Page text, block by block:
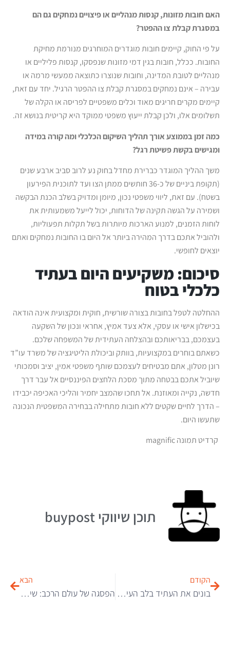
האם חובות מזונות, קנסות מנהליים או פיצויים נמחקים גם הם
במסגרת קבלת צו ההפטר?
על פי החוק, קיימים חובות מוגדרים המוחרגים מנורמת מחיקת
החובות. ככלל, חובות בגין דמי מזונות שנפסקו, קנסות פליליים או
מנהליים לטובת המדינה, וחובות שנוצרו כתוצאה ממעשי מרמה או
עבירה – אינם נמחקים במסגרת קבלת צו ההפטר הרגיל. יחד עם זאת,
קיימים מקרים חריגים מאוד וכלים משפטיים לפריסה או הקלה של
תשלומים אלו, ולכן קבלת ייעוץ משפטי ממוקד היא קריטית בנושא זה.
כמה זמן בממוצע אורך תהליך השיקום הכלכלי ומה קורה במידה
ומגישים בקשת פשיטת רגל?
משך ההליך המוגדר כברירת מחדל בחוק נע לרוב סביב ארבע שנים
(תקופת ביניים של כ-36 חותשים ממתן הצו ועד לתוכנית הפירעון
בשטח). עם זאת, ליווי משפטי נכון, מיומן ומדויק בשלב הכנת הבקשה
ושמירה על הגשה תקינה של הדוחות, יכול לייעל משמעותית את
לוחות הזמנים, למנוע הארכות מיותרות בשל תקלות תפעוליות,
ולהוביל אתכם בדרך המהירה ביותר אל היום בו החובות נמחקים ואתם
יוצאים לחופשי.
סיכום: משקיעים היום בעתיד
כלכלי בטוח
ההחלטה לטפל בחובות בצורה שורשית, חוקית ומקצועית אינה הודאה
בכישלון אישי או עסקי, אלא צעד אמיץ, אחראי ונכון של השקעה
בעצמכם, בבריאותכם ובהצלחה העתידית של המשפחה שלכם.
כשאתם בוחרים במקצועיות, בוותק וביכולת הליטיגציה של משרד עו”ד
רונן מטלון, אתם מבטיחים לעצמכם שותף משפטי אמין, יציב וסמכותי
שיוביל אתכם בבטחה מתוך מסכת הלחצים הפיננסיים אל עבר דרך
חדשה, נקייה ומאוזנת. אל תחכו שהמצב יחמיר והליכי האכיפה יכבידו
– הדרך לחיים שקטים ללא חובות מתחילה בבחירה המשפטית הנכונה
שתעשו היום.
קרדיט תמונה magnific
תוכן שיווקי buypost
הקודם
בונים את העתיד בלב העיר: איך משדרגים את סביבת המגורים והופכים חזון למציאות?
הבא
הפסגה של עולם הרכב: שילוב מושלם בין יוקרה אצילית ליכולות שטח אגדיות